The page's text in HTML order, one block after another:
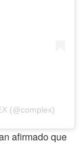
(@complex)
afirmado que